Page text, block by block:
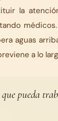
la
aguas
a lo
pueda